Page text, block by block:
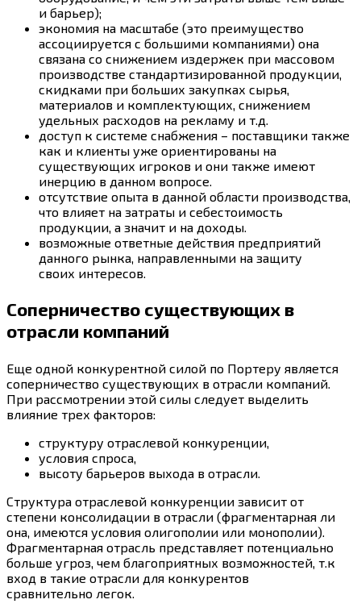
и барьер);
экономия на масштабе (это преимущество
ассоциируется с большими компаниями) она
связана со снижением издержек при массовом
производстве стандартизированной продукции,
скидками при больших закупках сырья,
материалов и комплектующих, снижением
удельных расходов на рекламу и т.д.
доступ к системе снабжения – поставщики также
как и клиенты уже ориентированы на
существующих игроков и они также имеют
инерцию в данном вопросе.
отсутствие опыта в данной области производства,
что влияет на затраты и себестоимость
продукции, а значит и на доходы.
возможные ответные действия предприятий
данного рынка, направленными на защиту
своих интересов.
Соперничество существующих в
отрасли компаний
Еще одной конкурентной силой по Портеру является
соперничество существующих в отрасли компаний.
При рассмотрении этой силы следует выделить
влияние трех факторов:
структуру отраслевой конкуренции,
условия спроса,
высоту барьеров выхода в отрасли.
Структура отраслевой конкуренции зависит от
степени консолидации в отрасли (фрагментарная ли
она, имеются условия олигополии или монополии).
Фрагментарная отрасль представляет потенциально
больше угроз, чем благоприятных возможностей, т.к
вход в такие отрасли для конкурентов
сравнительно легок.